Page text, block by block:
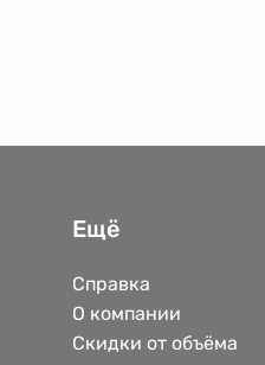
Ещё
Справка
О компании
Скидки от объёма